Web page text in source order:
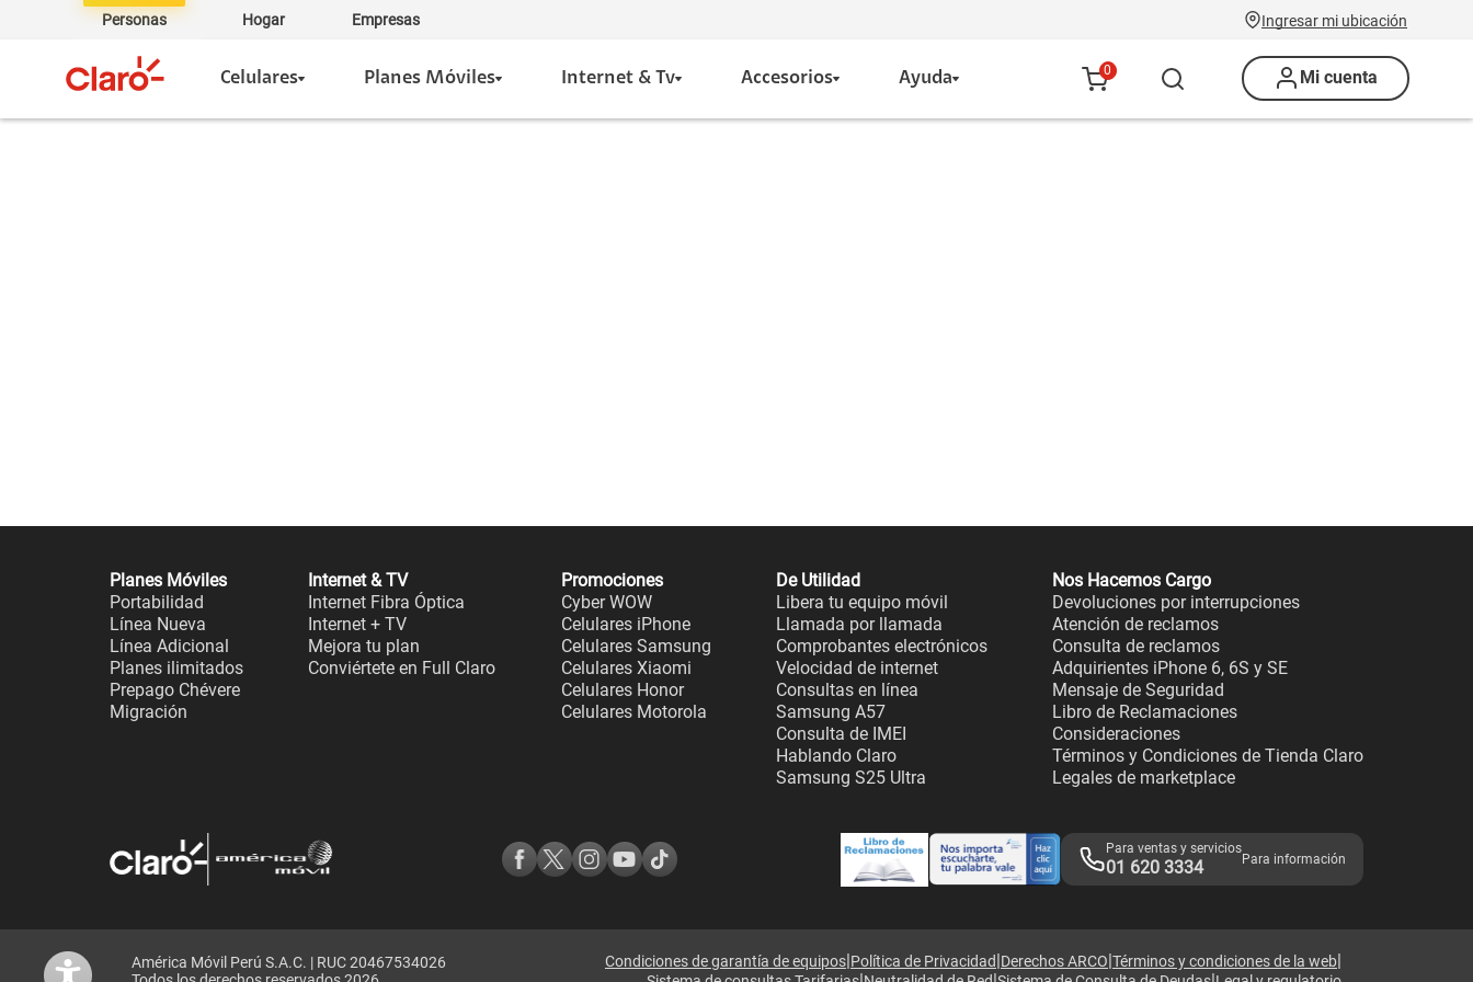
Personas Hogar Empresas Ingresar mi ubicación
Celulares Planes Móviles Internet & Tv Accesorios Ayuda 0 Mi cuenta
Planes Móviles
Portabilidad
Línea Nueva
Línea Adicional
Planes ilimitados
Prepago Chévere
Migración
Internet & TV
Internet Fibra Óptica
Internet + TV
Mejora tu plan
Conviértete en Full Claro
Promociones
Cyber WOW
Celulares iPhone
Celulares Samsung
Celulares Xiaomi
Celulares Honor
Celulares Motorola
De Utilidad
Libera tu equipo móvil
Llamada por llamada
Comprobantes electrónicos
Velocidad de internet
Consultas en línea
Samsung A57
Consulta de IMEI
Hablando Claro
Samsung S25 Ultra
Nos Hacemos Cargo
Devoluciones por interrupciones
Atención de reclamos
Consulta de reclamos
Adquirientes iPhone 6, 6S y SE
Mensaje de Seguridad
Libro de Reclamaciones
Consideraciones
Términos y Condiciones de Tienda Claro
Legales de marketplace
Para ventas y servicios
01 620 3334 Para información
América Móvil Perú S.A.C. | RUC 20467534026
Condiciones de garantía de equipos|Política de Privacidad|Derechos ARCO|Términos y condiciones de la web|